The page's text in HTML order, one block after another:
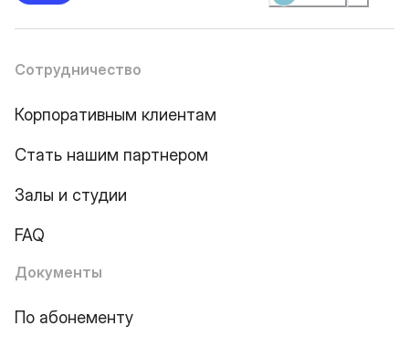
Сотрудничество
Корпоративным клиентам
Стать нашим партнером
Залы и студии
FAQ
Документы
По абонементу